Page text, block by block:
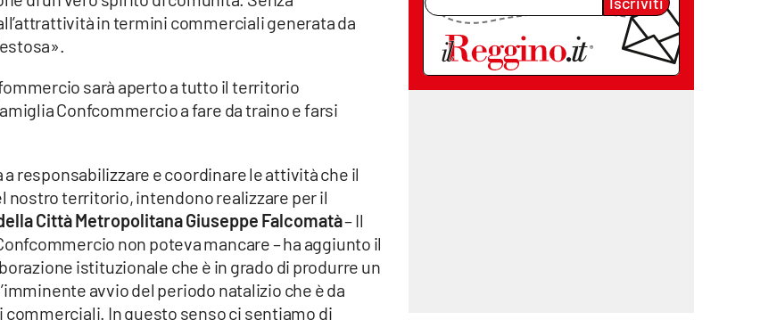
in termini commerciali generata da
sarà aperto a tutto il territorio
Confcommercio a fare da traino e farsi
responsabilizzare e coordinare le attività che il
nostro territorio, intendono realizzare per il
Città Metropolitana Giuseppe Falcomatà– Il
non poteva mancare – ha aggiunto il
istituzionale che è in grado di produrre un
avvio del periodo natalizio che è da
In questo senso ci sentiamo di